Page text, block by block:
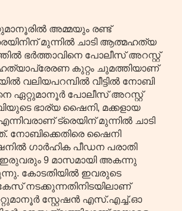
അമ്മയും രണ്ട്
മുന്നിൽ ചാടി ആത്മഹത്യ
ഭർത്താവിനെ പോലീസ് അറസ്റ്റ്
കുറ്റം ചുമത്തിയാണ്
വലിയപറമ്പിൽ വീട്ടിൽ നോബി
ഏറ്റുമാനൂർ പോലീസ് അറസ്റ്റ്
ഭാര്യ ഷൈനി, മക്കളായ
ട്രെയിന് മുന്നിൽ ചാടി
നോബിക്കെതിരെ ഷൈനി
ഗാർഹിക പീഡന പരാതി
9 മാസമായി അകന്നു
കോടതിയിൽ ഇവരുടെ
നടക്കുന്നതിനിടയിലാണ്
സ്റ്റേഷൻ എസ്.എച്ച്.ഓ